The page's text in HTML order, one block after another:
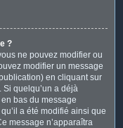
?
ne pouvez modifier ou
modifier un message
en cliquant sur
quelqu’un a déjà
bas du message
a été modifié ainsi que
message n’apparaîtra